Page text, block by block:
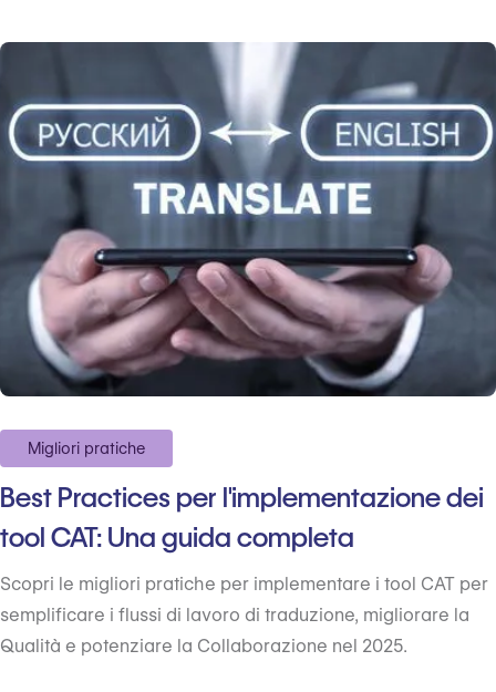
Migliori pratiche
Best Practices per l'implementazione dei
tool CAT: Una guida completa
Scopri le migliori pratiche per implementare i tool CAT per
semplificare i flussi di lavoro di traduzione, migliorare la
Qualità e potenziare la Collaborazione nel 2025.